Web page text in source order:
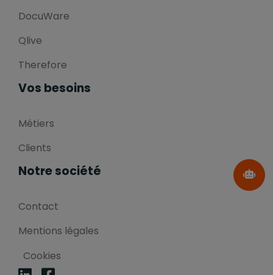
DocuWare
Qlive
Therefore
Vos besoins
Métiers
Clients
Notre société
Contact
Mentions légales
Cookies